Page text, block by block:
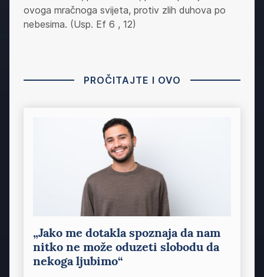
ovoga mračnoga svijeta, protiv zlih duhova po
nebesima. (Usp. Ef 6 , 12)
PROČITAJTE I OVO
„Jako me dotakla spoznaja da nam
nitko ne može oduzeti slobodu da
nekoga ljubimo“